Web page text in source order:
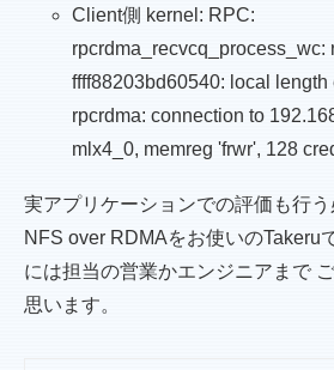
Client側 kernel: RPC:
rpcrdma_recvcq_process_wc:
ffff88203bd60540: local length
rpcrdma: connection to
mlx4_0, memreg 'frwr', 128
実アプリケーションでの評価も行う
NFS over RDMAをお使いのTakeru
には担当の営業かエンジニアまで
思います。